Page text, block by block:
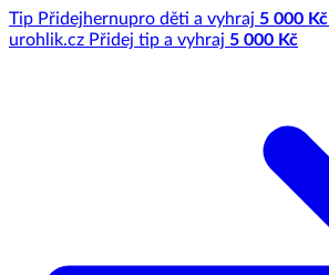
Tip Přidejhernupro děti a vyhraj 5 000 Kč
urohlik.cz Přidej tip a vyhraj 5 000 Kč